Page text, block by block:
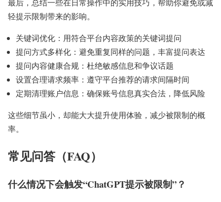
最后，总结一些在日常操作中的实用技巧，帮助你避免或减
轻提示限制带来的影响。
关键词优化：用符合平台内容政策的关键词提问
提问方式多样化：避免重复同样的问题，丰富提问表达
提问内容健康合规：杜绝敏感信息和争议话题
设置合理请求频率：遵守平台推荐的请求间隔时间
定期清理账户信息：确保账号信息真实合法，降低风险
这些细节虽小，却能大大提升使用体验，减少被限制的概
率。
常见问答（FAQ）
什么情况下会触发“ChatGPT提示被限制”？